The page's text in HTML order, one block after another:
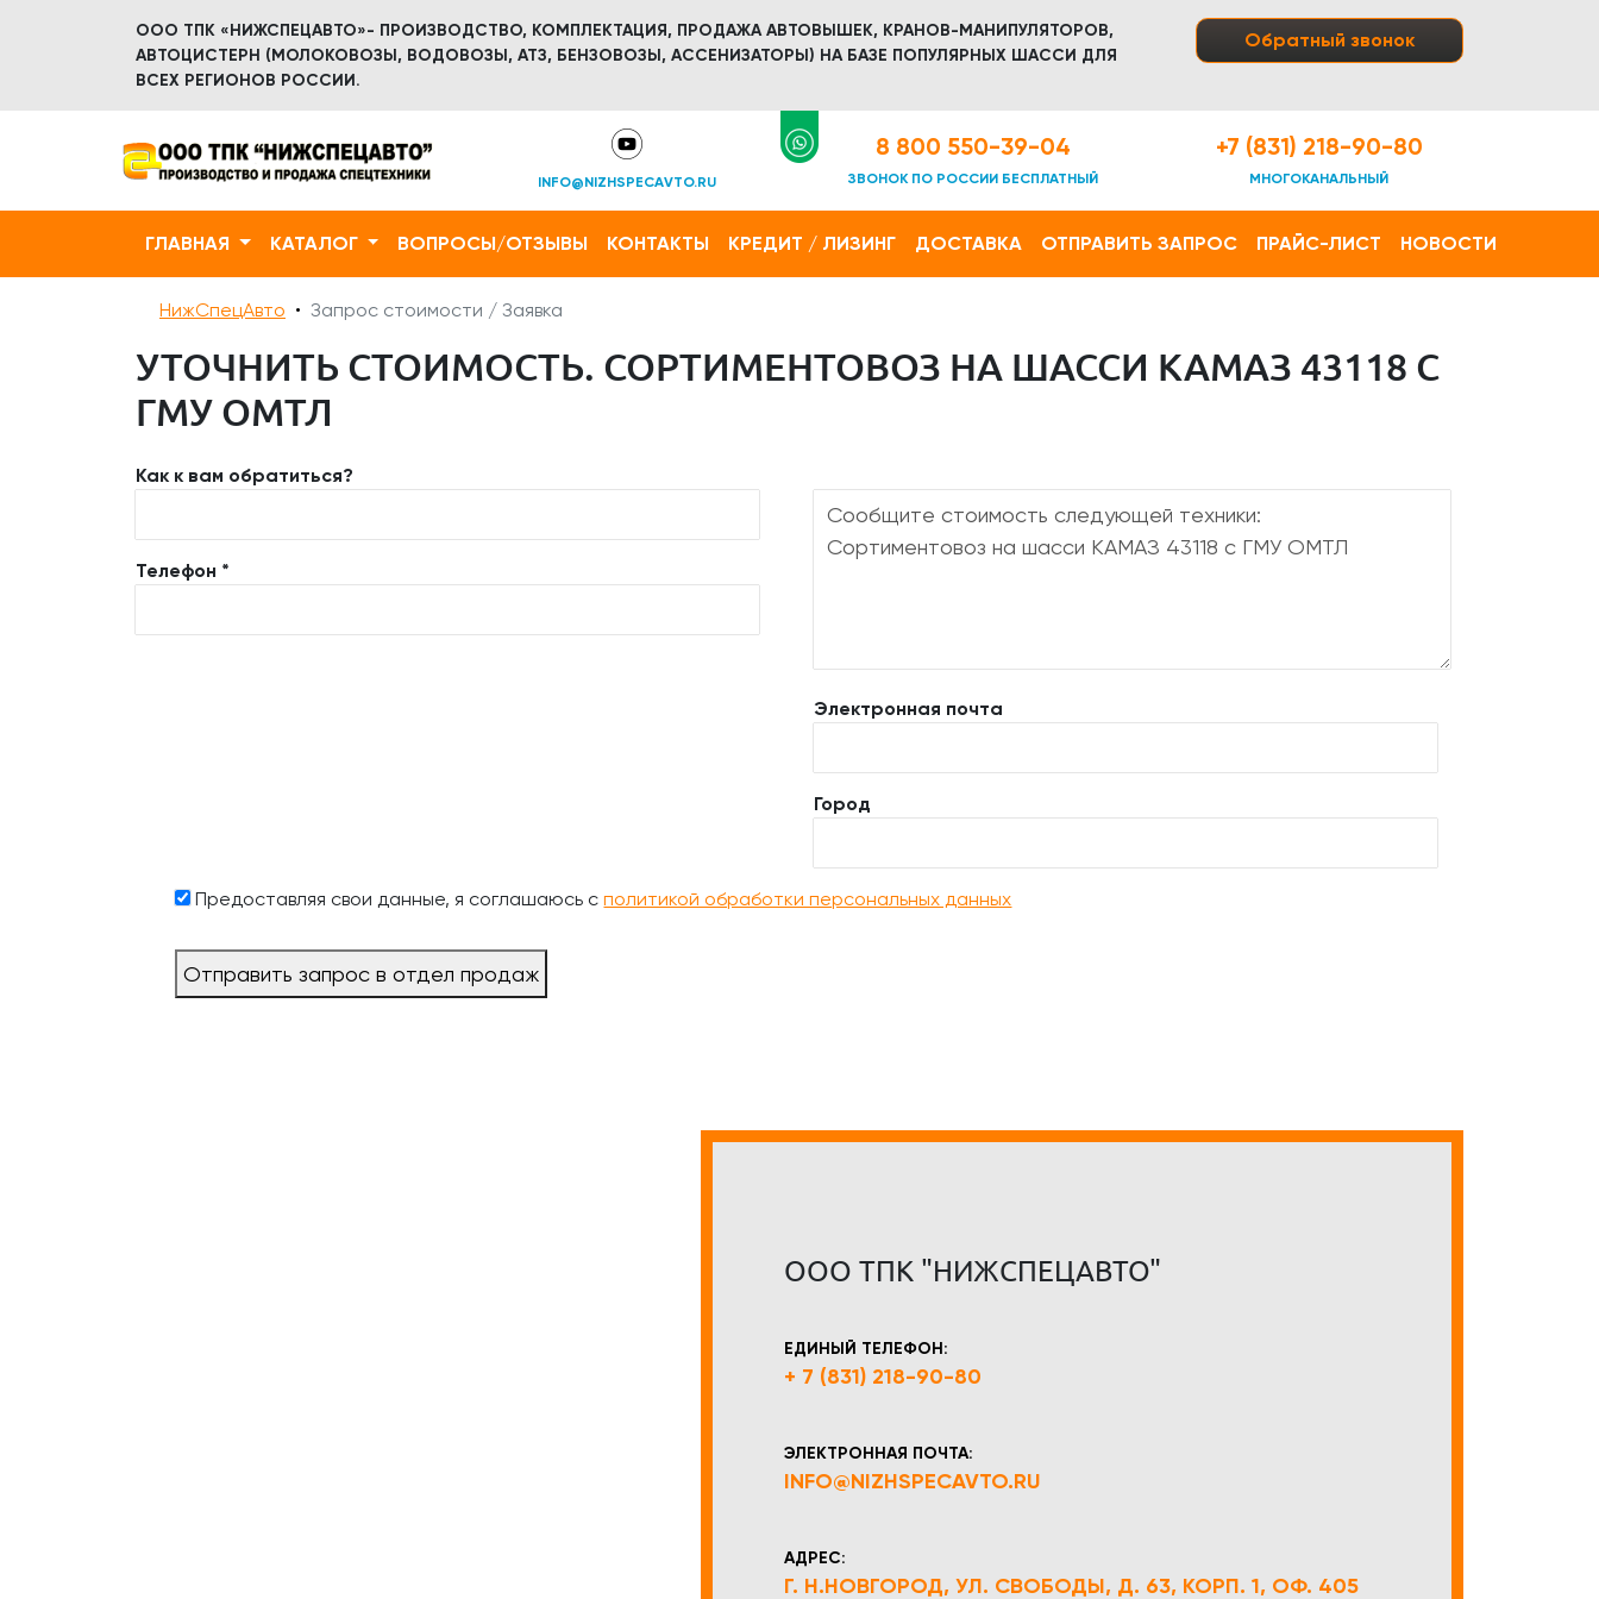
ООО ТПК «НИЖСПЕЦАВТО»- ПРОИЗВОДСТВО, КОМПЛЕКТАЦИЯ, ПРОДАЖА АВТОВЫШЕК, КРАНОВ-МАНИПУЛЯТОРОВ,
АВТОЦИСТЕРН (МОЛОКОВОЗЫ, ВОДОВОЗЫ, АТЗ, БЕНЗОВОЗЫ, АССЕНИЗАТОРЫ) НА БАЗЕ ПОПУЛЯРНЫХ ШАССИ ДЛЯ
ВСЕХ РЕГИОНОВ РОССИИ.
Обратный звонок
INFO@NIZHSPECAVTO.RU
8 800 550-39-04
ЗВОНОК ПО РОССИИ БЕСПЛАТНЫЙ
+7 (831) 218-90-80
МНОГОКАНАЛЬНЫЙ
ГЛАВНАЯ КАТАЛОГ ВОПРОСЫ/ОТЗЫВЫ КОНТАКТЫ КРЕДИТ / ЛИЗИНГ ДОСТАВКА ОТПРАВИТЬ ЗАПРОС ПРАЙС-ЛИСТ НОВОСТИ
НижСпецАвто Запрос стоимости / Заявка
УТОЧНИТЬ СТОИМОСТЬ. СОРТИМЕНТОВОЗ НА ШАССИ КАМАЗ 43118 С
ГМУ ОМТЛ
Как к вам обратиться?
Телефон *
Электронная почта
Город
Предоставляя свои данные, я соглашаюсь сполитикой обработки персональных данных
Отправить запрос в отдел продаж
ООО ТПК "НИЖСПЕЦАВТО"
ЕДИНЫЙ ТЕЛЕФОН:
+ 7 (831) 218-90-80
ЭЛЕКТРОННАЯ ПОЧТА:
INFO@NIZHSPECAVTO.RU
АДРЕС:
Г. Н.НОВГОРОД, УЛ. СВОБОДЫ, Д. 63, КОРП. 1, ОФ. 405